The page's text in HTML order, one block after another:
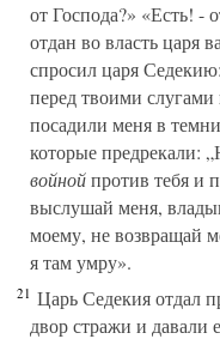
от Господа?» «Есть! -
отдан во власть царя
спросил царя
перед твоими
посадили меня в
которые предрекали:
войнойпротив тебя и
выслушай меня,
моему, не возвращай
я там умру».
21 Царь Седекия отдал
двор стражи и давали